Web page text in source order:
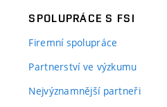
SPOLUPRÁCE S FSI
Firemní spolupráce
Partnerství ve výzkumu
Nejvýznamnější partneři